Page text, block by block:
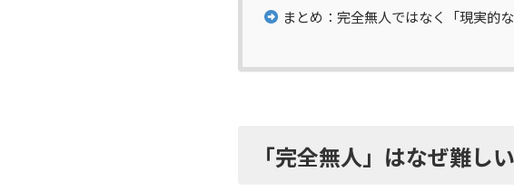
まとめ：完全無人ではなく「現実的
「完全無人」はなぜ難し